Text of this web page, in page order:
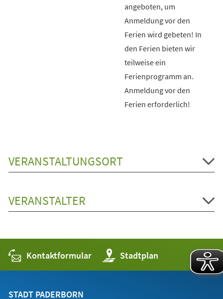
angeboten, um
Anmeldung vor den
Ferien wird gebeten! In
den Ferien bieten wir
teilweise ein
Ferienprogramm an.
Anmeldung vor den
Ferien erforderlich!
VERANSTALTUNGSORT
VERANSTALTER
Kontaktformular Stadtplan
(Öffnet
in
einem
STADT PADERBORN